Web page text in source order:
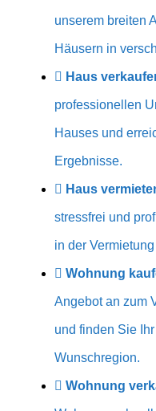
unserem breiten
Häusern in
Haus
professionellen
Hauses und
Ergebnisse.
Haus
stressfrei und
in der
Wohnung
Angebot an zum
und finden Sie
Wunschregion.
Wohnung